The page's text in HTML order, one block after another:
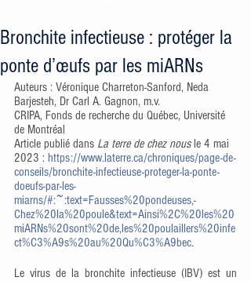
Bronchite infectieuse : protéger la
ponte d’œufs par les miARNs
Auteurs : Véronique Charreton-Sanford, Neda
Barjesteh, Dr Carl A. Gagnon, m.v.
CRIPA, Fonds de recherche du Québec, Université
de Montréal
Article publié dans La terre de chez nous le 4 mai
2023 : https://www.laterre.ca/chroniques/page-de-
conseils/bronchite-infectieuse-proteger-la-ponte-
doeufs-par-les-
miarns/#:~:text=Fausses%20pondeuses,-
Chez%20la%20poule&text=Ainsi%2C%20les%20
miARNs%20sont%20de,les%20poulaillers%20infe
ct%C3%A9s%20au%20Qu%C3%A9bec.
Le virus de la bronchite infectieuse (IBV) est un